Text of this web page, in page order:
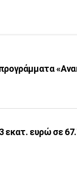
εκατ. ευρώ σε